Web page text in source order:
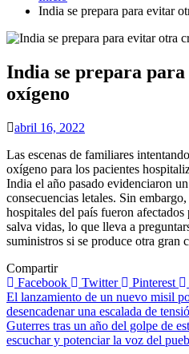
India se prepara para evitar
India se prepara
oxígeno
abril 16, 2022
Las escenas de familiares
oxígeno para los pacientes
India el año pasado evidenciaron
consecuencias letales. Sin
hospitales del país fueron afectados
salva vidas, lo que lleva a
suministros si se produce otra gran
Compartir
Facebook
Twitter Pinterest
Navegación
de
entradas
El lanzamiento de un nuevo misil
desencadenar una escalada de
Guterres tras un año del golpe de
escuchar y potenciar la voz del